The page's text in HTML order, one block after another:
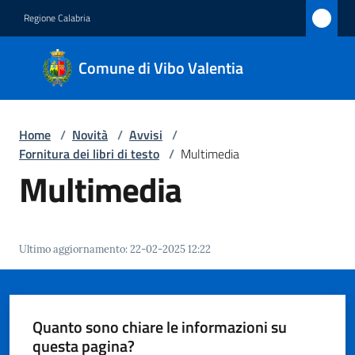
Regione Calabria
Comune di Vibo Valentia
Comune
di Vibo
Valentia
Servizi
Vivere
Vibo
Valentia
Home / Novità / Avvisi /
Fornitura dei libri di testo / Multimedia
Multimedia
Ultimo aggiornamento:22-02-2025 12:22
Quanto sono chiare le informazioni su
questa pagina?